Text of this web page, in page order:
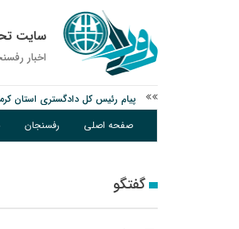
سایت
اخبار
پیام رئیس کل دادگستری استان کرمان به مناسبت ۱۷ مردادماه سالروز
نانوایی های نوق زیر ذره بین
وزارت اطلاعات: ۲۱ مزدور موساد و ۴ شرور مسلح در کرمان بازداشت شدند
صفحه اصلی رفسنجان
گفتگو